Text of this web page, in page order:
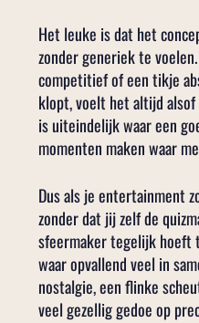
Het leuke is dat het
zonder generiek te
competitief of een tikje
klopt, voelt het altijd
is uiteindelijk waar een
momenten maken waar
Dus als je entertainment
zonder dat jij zelf de
sfeermaker tegelijk hoeft
waar opvallend veel in
nostalgie, een flinke
veel gezellig gedoe op